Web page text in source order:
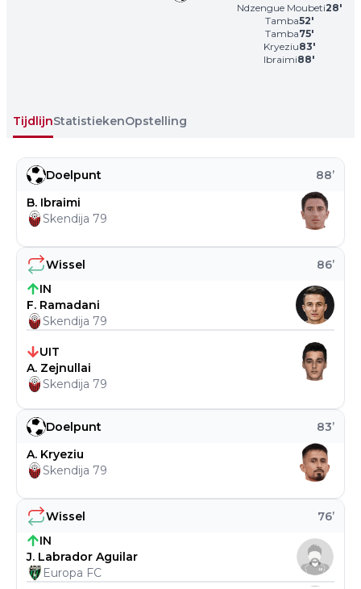
Ndzengue Moubeti28'
Tamba52'
Tamba75'
Kryeziu83'
Ibraimi88'
TijdlijnStatistiekenOpstelling
Wissel 76’
IN
J. Labrador Aguilar
Europa FC
Doelpunt 83’
A. Kryeziu
Skendija 79
Wissel 86’
IN
F. Ramadani
Skendija 79
UIT
A. Zejnullai
Skendija 79
Doelpunt 88’
B. Ibraimi
Skendija 79